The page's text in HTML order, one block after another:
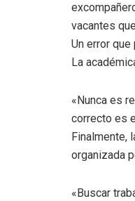
vacantes
Un error
La
«Nunca es
correcto es
Finalmente,
organizada
«Buscar